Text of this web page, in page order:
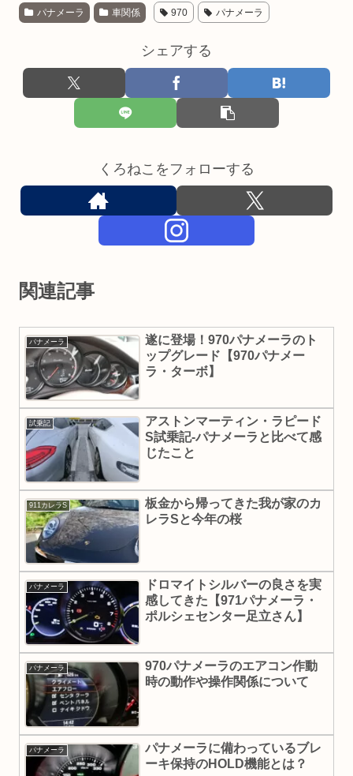
パナメーラ 車関係 970 パナメーラ
シェアする
くろねこをフォローする
関連記事
パナメーラ
遂に登場！970パナメーラのト
ップグレード【970パナメー
ラ・ターボ】
試乗記
アストンマーティン・ラピード
S試乗記-パナメーラと比べて感
じたこと
911カレラS
板金から帰ってきた我が家のカ
レラSと今年の桜
パナメーラ
ドロマイトシルバーの良さを実
感してきた【971パナメーラ・
ポルシェセンター足立さん】
パナメーラ
970パナメーラのエアコン作動
時の動作や操作関係について
パナメーラ
パナメーラに備わっているブレ
ーキ保持のHOLD機能とは？